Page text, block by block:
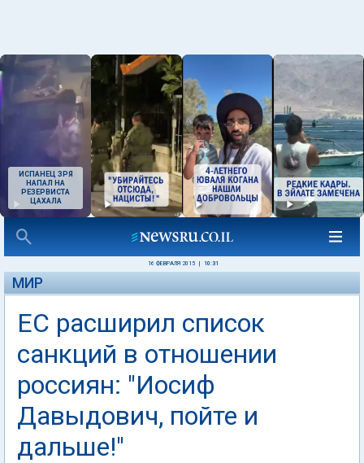
ИСПАНЕЦ ЗРЯ
НАПАЛ НА
РЕЗЕРВИСТА
ЦАХАЛА
16 ФЕВРАЛЯ 2015 10:31
МИР
ЕС расширил список
санкций в отношении
россиян: "Иосиф
Давыдович, пойте и
дальше!"